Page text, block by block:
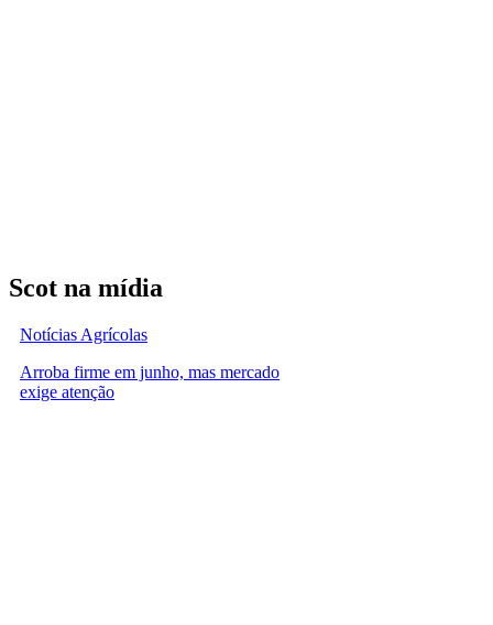
Scot na mídia
Notícias Agrícolas
Arroba firme em junho, mas mercado
exige atenção